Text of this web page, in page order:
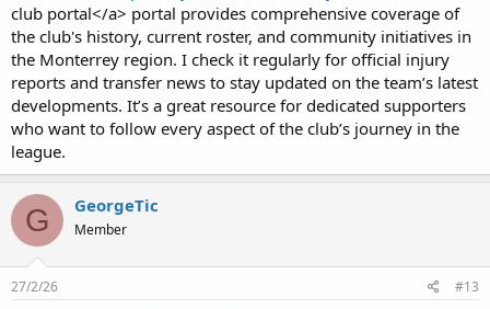
club portal</a> portal provides comprehensive coverage of
the club's history, current roster, and community initiatives in
the Monterrey region. I check it regularly for official injury
reports and transfer news to stay updated on the team’s latest
developments. It’s a great resource for dedicated supporters
who want to follow every aspect of the club’s journey in the
league.
G GeorgeTic
Member
27/2/26 #13